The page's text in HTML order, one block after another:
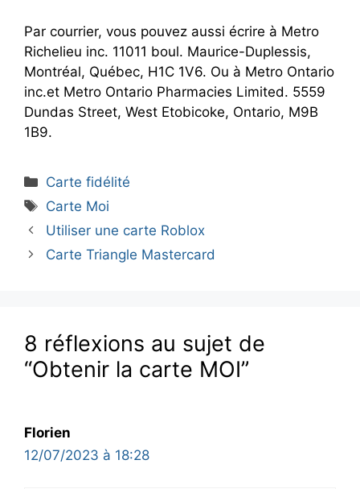
Par courrier, vous pouvez aussi écrire à Metro
Richelieu inc. 11011 boul. Maurice-Duplessis,
Montréal, Québec, H1C 1V6. Ou à Metro Ontario
inc.et Metro Ontario Pharmacies Limited. 5559
Dundas Street, West Etobicoke, Ontario, M9B
1B9.
Catégories
Carte fidélité
Étiquettes
Carte Moi
Utiliser une carte Roblox
Carte Triangle Mastercard
8 réflexions au sujet de
“Obtenir la carte MOI”
Florien
12/07/2023 à 18:28